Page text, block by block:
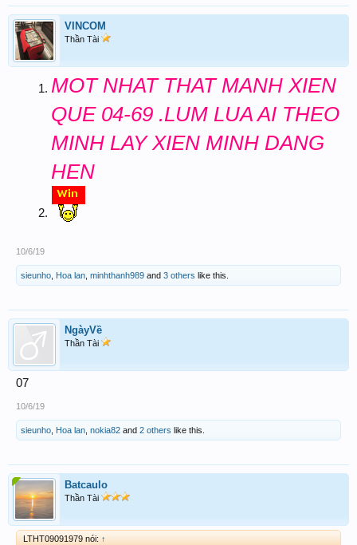
VINCOM
Thần Tài
MOT NHAT THAT MANH XIEN
QUE 04-69 .LUM LUA AI THEO
MINH LAY XIEN MINH DANG
HEN
10/6/19
sieunho Hoa lan minhthanh989 and 3 others like this.
NgàyVề
Thần Tài
07
10/6/19
sieunho Hoa lan nokia82 and 2 others like this.
Batcaulo
Thần Tài
LTHT09091979 nói: ↑